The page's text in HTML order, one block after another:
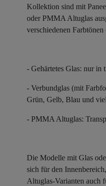
Kollektion sind mit
oder PMMA Altuglas
verschiedenen
- Gehärtetes Glas: nur in
- Verbundglas (mit
Grün, Gelb, Blau und
- PMMA Altuglas:
Die Modelle mit Glas
sich für den
Altuglas-Varianten auch